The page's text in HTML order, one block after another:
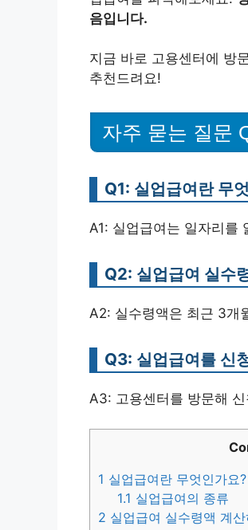
음입니다.
지금 바로 고용센터에 방
추천드려요!
자주 묻는 질문
Q1: 실업급여란 무
A1: 실업급여는 일자리를
Q2: 실업급여 실수
A2: 실수령액은 최근 3개
Q3: 실업급여를 신
A3: 고용센터를 방문해
1 실업급여란 무엇인가요?
1.1 실업급여의 종류
2 실업급여 실수령액 계산